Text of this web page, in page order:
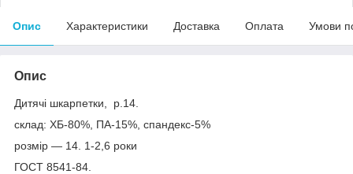
Опис Характеристики Доставка Оплата Умови
Опис
Дитячі шкарпетки, р.14.
склад: ХБ-80%, ПА-15%, спандекс-5%
розмір — 14. 1-2,6 роки
ГОСТ 8541-84.